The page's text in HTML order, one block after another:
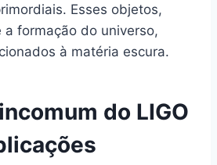
Esses objetos,
formação do universo,
à matéria escura.
do LIGO